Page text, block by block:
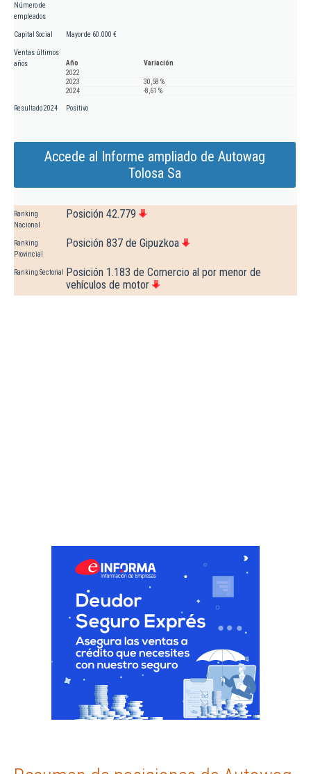
Número de
empleados
Capital Social Mayor de 60.000 €
Ventas últimos
años
Año
Variación
2022
2023
30,58 %
2024
-8,61 %
Resultado 2024 Positivo
Accede al Informe ampliado de Autowag
Tolosa Sa
Ranking
Nacional
Posición 42.779
Ranking
Provincial
Posición 837 de Gipuzkoa
Ranking Sectorial
Posición 1.183 de Comercio al por menor de
vehículos de motor